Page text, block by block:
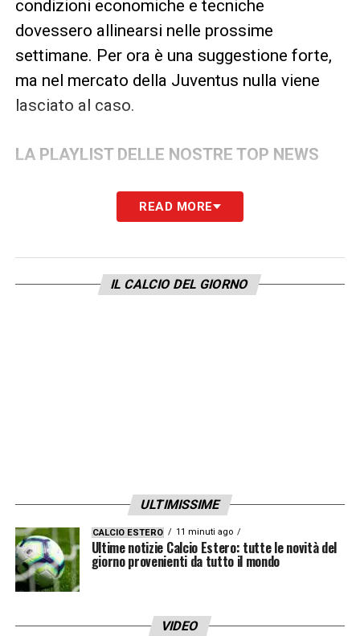
condizioni economiche e tecniche
dovessero allinearsi nelle prossime
settimane. Per ora è una suggestione forte,
ma nel mercato della Juventus nulla viene
lasciato al caso.
LA PLAYLIST DELLE NOSTRE TOP NEWS
READ MORE
IL CALCIO DEL GIORNO
ULTIMISSIME
CALCIO ESTERO 11 minuti ago
Ultime notizie Calcio Estero: tutte le novità del
giorno provenienti da tutto il mondo
VIDEO